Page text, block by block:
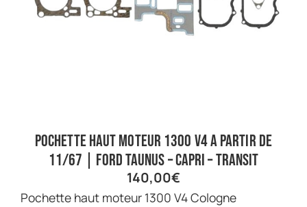
Pochette haut moteur 1300 V4 a partir de
11/67 | Ford Taunus – Capri – Transit
140,00€
Pochette haut moteur 1300 V4 Cologne